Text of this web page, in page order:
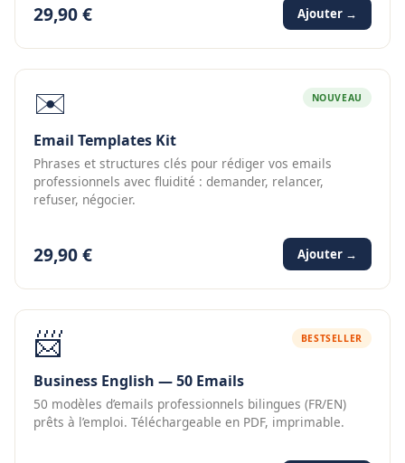
29,90 € Ajouter →
✉️ NOUVEAU
Email Templates Kit
Phrases et structures clés pour rédiger vos emails
professionnels avec fluidité : demander, relancer,
refuser, négocier.
29,90 € Ajouter →
📨 BESTSELLER
Business English — 50 Emails
50 modèles d’emails professionnels bilingues (FR/EN)
prêts à l’emploi. Téléchargeable en PDF, imprimable.